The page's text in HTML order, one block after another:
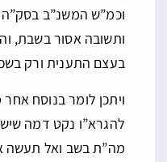
וכמ”ש המשנ”ב
ותשובה אסור בשבת,
בעצם התענית ורק
ויתכן לומר בנוסח
להגרא”ו נקט דמה
מה”ת בשב ואל תעשה